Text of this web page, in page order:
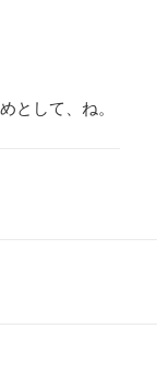
として、ね。